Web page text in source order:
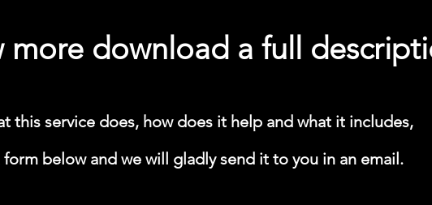
more download a full
this service does, how does it help and what it includes,
below and we will gladly send it to you in an email.